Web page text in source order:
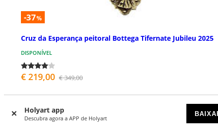
Holyart app
Descubra agora a APP de Holyart
-37%
Cruz da Esperança peitoral Bottega Tifernate Jubileu 2025
DISPONÍVEL
€ 219,00 € 349,00